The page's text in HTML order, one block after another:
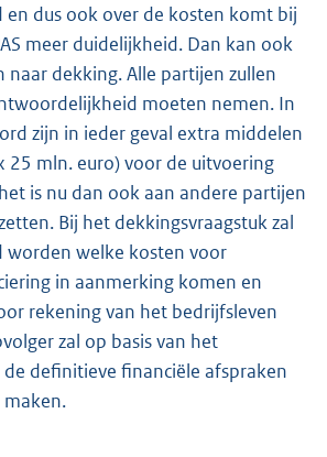
en dus ook over de kosten komt bij
meer duidelijkheid. Dan kan ook
naar dekking. Alle partijen zullen
moeten nemen. In
zijn in ieder geval extra middelen
25 mln. euro) voor de uitvoering
is nu dan ook aan andere partijen
Bij het dekkingsvraagstuk zal
worden welke kosten voor
in aanmerking komen en
rekening van het bedrijfsleven
zal op basis van het
definitieve financiële afspraken